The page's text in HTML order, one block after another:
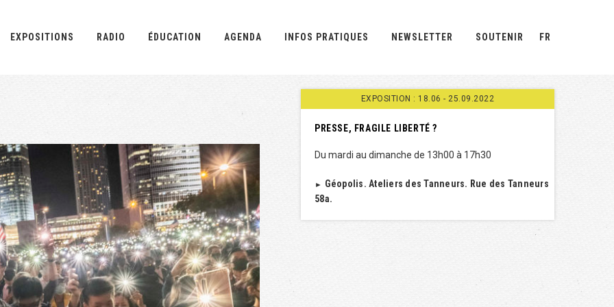
EXPOSITIONS RADIO ÉDUCATION AGENDA INFOS PRATIQUES NEWSLETTER SOUTENIR FR
EXPOSITION : 18.06 - 25.09.2022
PRESSE, FRAGILE LIBERTÉ ?
Du mardi au dimanche de 13h00 à 17h30
► Géopolis. Ateliers des Tanneurs. Rue des Tanneurs
58a.